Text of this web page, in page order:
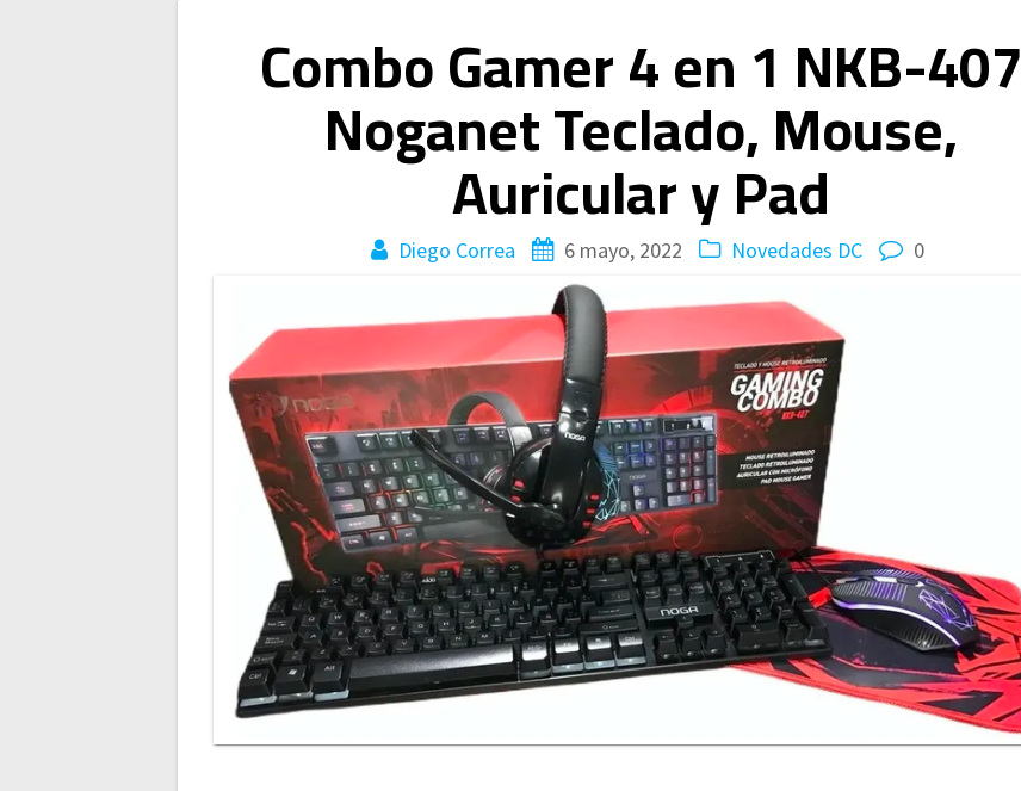
Combo Gamer 4 en 1 NKB-407
Noganet Teclado, Mouse,
Auricular y Pad
Diego Correa 6 mayo, 2022 Novedades DC 0
Navegación
entradas